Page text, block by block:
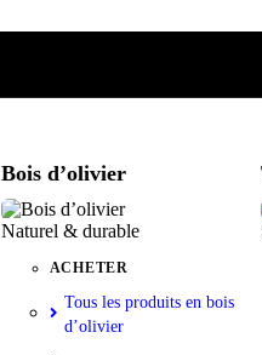
Bois d’olivier
Naturel & durable
ACHETER
Tous les produits en bois
d’olivier